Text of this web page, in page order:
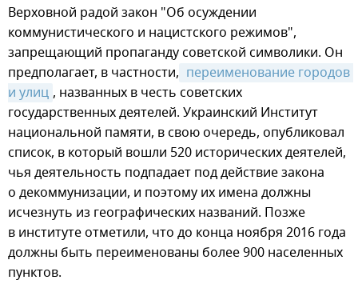
Верховной радой закон "Об осуждении
коммунистического и нацистского режимов",
запрещающий пропаганду советской символики. Он
предполагает, в частности, переименование городов
и улиц , названных в честь советских
государственных деятелей. Украинский Институт
национальной памяти, в свою очередь, опубликовал
список, в который вошли 520 исторических деятелей,
чья деятельность подпадает под действие закона
о декоммунизации, и поэтому их имена должны
исчезнуть из географических названий. Позже
в институте отметили, что до конца ноября 2016 года
должны быть переименованы более 900 населенных
пунктов.